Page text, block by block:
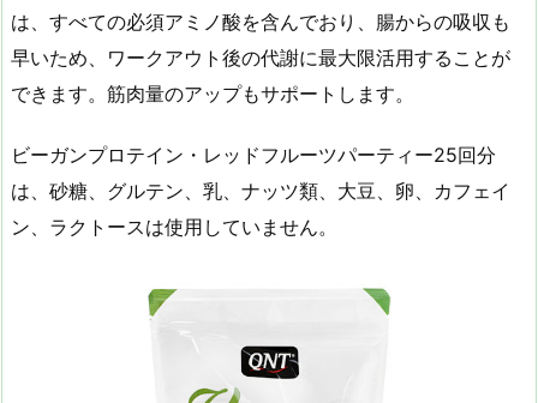
は、すべての必須アミノ酸を含んでおり、腸からの吸収も
早いため、ワークアウト後の代謝に最大限活用することが
できます。筋肉量のアップもサポートします。
ビーガンプロテイン・レッドフルーツパーティー25回分
は、砂糖、グルテン、乳、ナッツ類、大豆、卵、カフェイ
ン、ラクトースは使用していません。